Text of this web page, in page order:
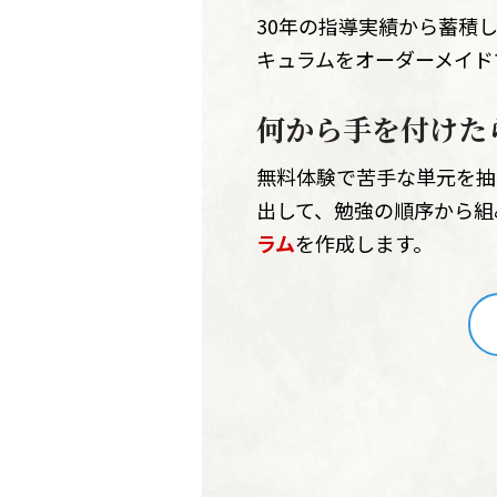
30年の指導実績から蓄積
キュラムをオーダーメイ
何から手を付け
無料体験で苦手な単元を
出して、勉強の順序から
ラムを作成します。